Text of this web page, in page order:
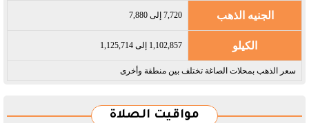
الجنيه الذهب 7,720 إلى 7,880
الكيلو 1,102,857 إلى 1,125,714
سعر الذهب بمحلات الصاغة تختلف بين منطقة وأخرى
مواقيت الصلاة